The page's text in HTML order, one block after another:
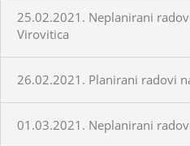
25.02.2021. Neplanirani
Virovitica
26.02.2021. Planirani radovi
01.03.2021. Neplanirani